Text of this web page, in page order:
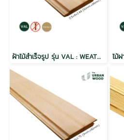
ฝ้าไม้สำเร็จรูป รุ่น VAL : WEATHER GROOVE ผิวแบบเรียบ Natural ขนาด 1/2" x4" สีธรรมชาติ